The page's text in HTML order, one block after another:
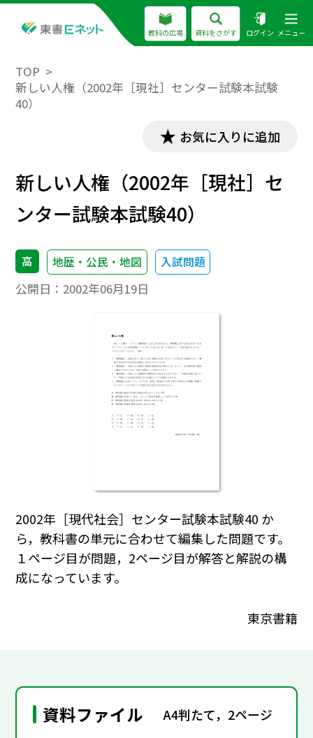
教科の広場 資料をさがす ログイン メニュー
TOP
新しい人権（2002年［現社］センター試験本試験
40）
お気に入りに追加
新しい人権（2002年［現社］セ
ンター試験本試験40）
高 地歴・公民・地図 入試問題
公開日： 2002年06月19日
2002年［現代社会］センター試験本試験40 か
ら，教科書の単元に合わせて編集した問題です。
１ページ目が問題，2ページ目が解答と解説の構
成になっています。
東京書籍
資料ファイル A4判たて，2ページ